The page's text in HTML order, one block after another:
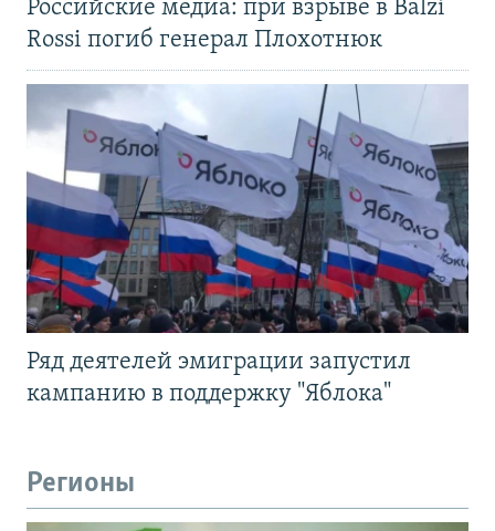
Российские медиа: при взрыве в Balzi
Rossi погиб генерал Плохотнюк
Ряд деятелей эмиграции запустил
кампанию в поддержку "Яблока"
Регионы